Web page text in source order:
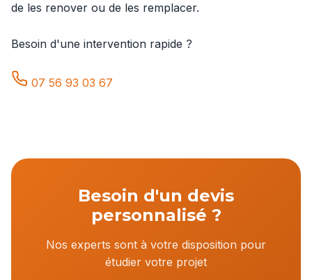
de les renover ou de les remplacer.
Besoin d'une intervention rapide ?
07 56 93 03 67
Besoin d'un devis
personnalisé ?
Nos experts sont à votre disposition pour
étudier votre projet